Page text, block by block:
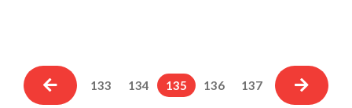
133 134 135 136 137